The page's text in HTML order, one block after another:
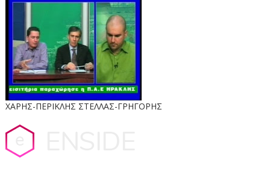
ΧΑΡΗΣ-ΠΕΡΙΚΛΗΣ ΣΤΕΛΛΑΣ-ΓΡΗΓΟΡΗΣ